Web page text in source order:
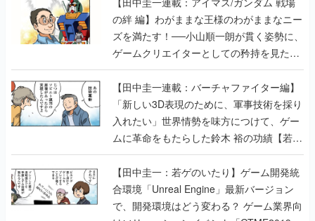
の絆 編】わがままな王様のわがままなニー
ズを満たす！──小山順一朗が貫く姿勢に、
ゲームクリエイターとしての矜持を見た
【若ゲのいたり最終回】
【田中圭一連載：バーチャファイター編】
「新しい3D表現のために、軍事技術を採り
入れたい」世界情勢を味方につけて、ゲー
ムに革命をもたらした鈴木 裕の功績【若ゲ
のいたり】
【田中圭一：若ゲのいたり】ゲーム開発統
合環境「Unreal Engine」最新バージョン
で、開発環境はどう変わる？ ゲーム業界向